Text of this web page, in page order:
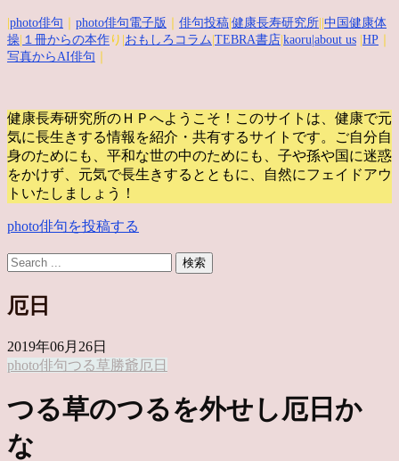
photo俳句 photo俳句電子版 俳句投稿 健康長寿研究所 中国健康体
操 １冊からの本作 り| おもしろコラム TEBRA書店 kaoru |about us HP
写真からAI俳句
健康長寿研究所のＨＰへようこそ！このサイトは、健康で元
気に長生きする情報を紹介・共有するサイトです。
ご自分自
身のためにも、平和な世の中のためにも、子や孫や国に迷惑
をかけず、元気で長生きするとともに、自然にフェイドアウ
トいたしましょう！
photo俳句を投稿する
厄日
2019年06月26日
photo俳句つる草 勝爺厄日
つる草のつるを外せし厄日か
な